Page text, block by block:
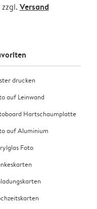
Versand
drucken
auf Leinwand
Hartschaumplatte
auf Aluminium
Foto